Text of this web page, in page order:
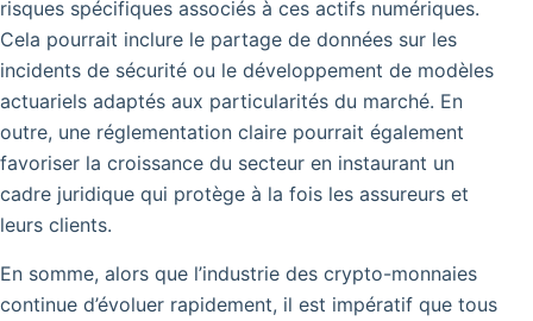
risques spécifiques associés à ces actifs numériques.
Cela pourrait inclure le partage de données sur les
incidents de sécurité ou le développement de modèles
actuariels adaptés aux particularités du marché. En
outre, une réglementation claire pourrait également
favoriser la croissance du secteur en instaurant un
cadre juridique qui protège à la fois les assureurs et
leurs clients.
En somme, alors que l’industrie des crypto-monnaies
continue d’évoluer rapidement, il est impératif que tous